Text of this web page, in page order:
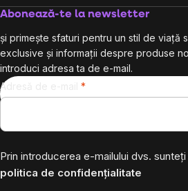
Abonează-te la newsletter
și primește sfaturi pentru un stil de viață
exclusive și informații despre produse
introduci adresa ta de e-mail.
Adresă de e-mail
Prin introducerea e-mailului dvs.
politica de confidențialitate